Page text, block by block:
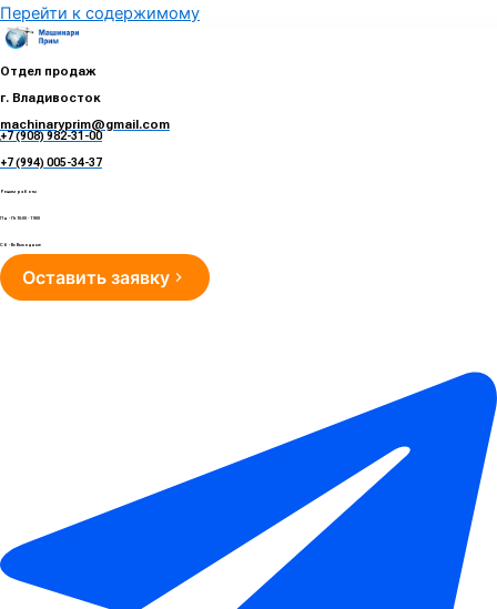
Перейти к содержимому
Отдел продаж
г. Владивосток
machinaryprim@gmail.com
+7 (908) 982-31-00
+7 (994) 005-34-37
Режим работы
Пн - Пт 10:00 - 19:00
Сб - Вс Выходные
Оставить заявку